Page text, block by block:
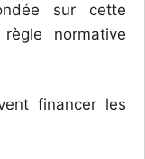
sur cette
normative
financer les